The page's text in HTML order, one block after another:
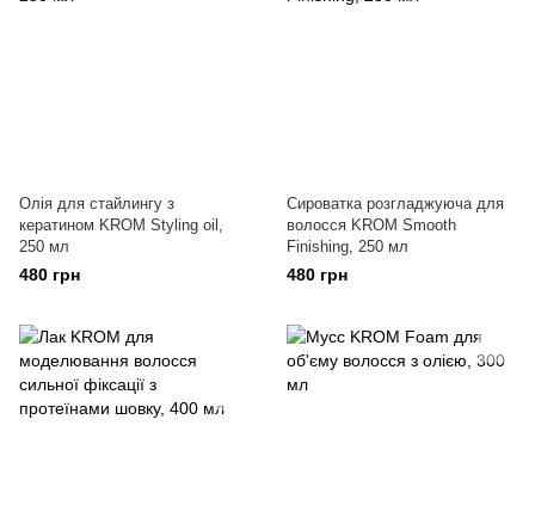
Олія для стайлингу з
кератином KROM Styling oil,
250 мл
480 грн
Сироватка розгладжуюча для
волосся KROM Smooth
Finishing, 250 мл
480 грн